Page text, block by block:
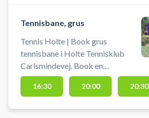
Tennisbane, grus
Tennis Holte | Book grus
tennisbane i Holte Tennisklub
Carlsmindevej. Book en
tennisbane og spil tennis i Holte
på grusbanerne på Carlsmindevej.
16:30 20:00 20:30